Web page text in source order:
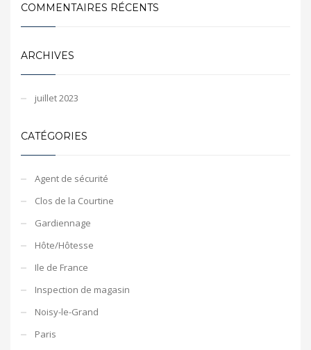
COMMENTAIRES RÉCENTS
ARCHIVES
juillet 2023
CATÉGORIES
Agent de sécurité
Clos de la Courtine
Gardiennage
Hôte/Hôtesse
Ile de France
Inspection de magasin
Noisy-le-Grand
Paris